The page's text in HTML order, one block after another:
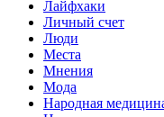
Лайфхаки
Личный счет
Люди
Места
Мнения
Мода
Народная